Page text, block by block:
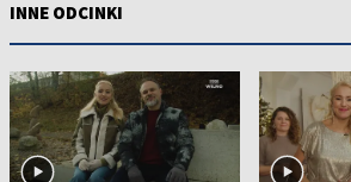
INNE ODCINKI